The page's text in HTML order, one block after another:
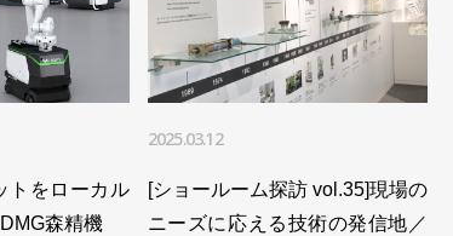
バーサルロボット
ボット
ルロボット
ット
トをローカル
森精機
2025.03.12
[ショールーム探訪 vol.35]現場の
ニーズに応える技術の発信地／